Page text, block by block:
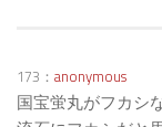
173： anonymous
国宝蛍丸がフカシ